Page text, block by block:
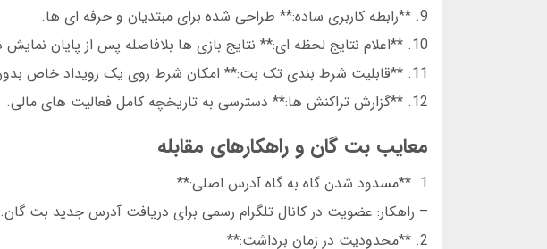
9. **رابطه کاربری ساده:** طراحی شده برای مبتدیان و حرفه ای ها.
10. **اعلام نتایج لحظه ای:** نتایج بازی ها بلافاصله پس از پایان نمایش داده می شود.
11. **قابلیت شرط بندی تک بت:** امکان شرط روی یک رویداد خاص بدون ترکیب.
12. **گزارش تراکنش ها:** دسترسی به تاریخچه کامل فعالیت های مالی.
معایب بت گان و راهکارهای مقابله
1. **مسدود شدن گاه به گاه آدرس اصلی:**
– راهکار: عضویت در کانال تلگرام رسمی برای دریافت آدرس جدید بت گان.
2. **محدودیت در زمان برداشت:**